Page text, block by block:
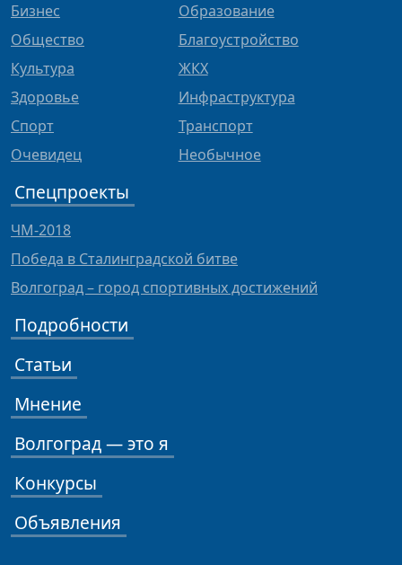
Бизнес
Общество
Культура
Здоровье
Спорт
Очевидец
Образование
Благоустройство
ЖКХ
Инфраструктура
Транспорт
Необычное
Спецпроекты
ЧМ-2018
Победа в Сталинградской битве
Волгоград – город спортивных достижений
Подробности
Статьи
Мнение
Волгоград — это я
Конкурсы
Объявления